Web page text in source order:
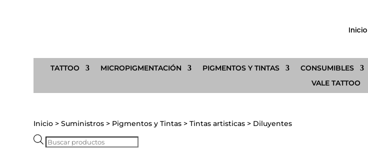
Inicio
TATTOO MICROPIGMENTACIÓN PIGMENTOS Y TINTAS CONSUMIBLES
VALE TATTOO
Inicio >Suministros > Pigmentos y Tintas >Tintas artisticas > Diluyentes
Búsqueda